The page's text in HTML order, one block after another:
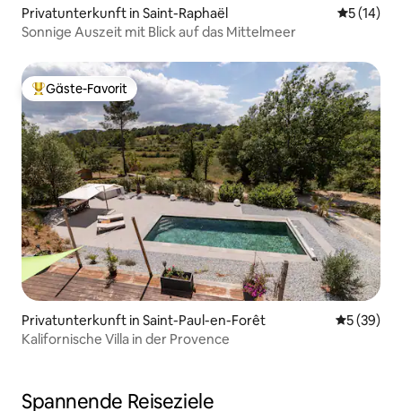
Privatunterkunft in Saint-Raphaël
5 (14)
Sonnige Auszeit mit Blick auf das Mittelmeer
Beliebter Gäste-Favorit.
Gäste-Favorit
Privatunterkunft in Saint-Paul-en-Forêt
5 (39)
Kalifornische Villa in der Provence
Spannende Reiseziele